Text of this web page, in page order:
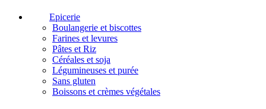
Epicerie
Boulangerie et biscottes
Farines et levures
Pâtes et Riz
Céréales et soja
Légumineuses et purée
Sans gluten
Boissons et crèmes végétales